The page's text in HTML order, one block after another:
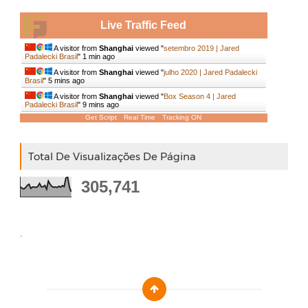
Live Traffic Feed
A visitor from Shanghaiviewed "setembro 2019 | Jared
Padalecki Brasil" 1 min ago
A visitor from Shanghaiviewed "julho 2020 | Jared Padalecki
Brasil" 5 mins ago
A visitor from Shanghaiviewed "Box Season 4 | Jared
Padalecki Brasil" 9 mins ago
Get Script Real Time Tracking ON
Total De Visualizações De Página
305,741